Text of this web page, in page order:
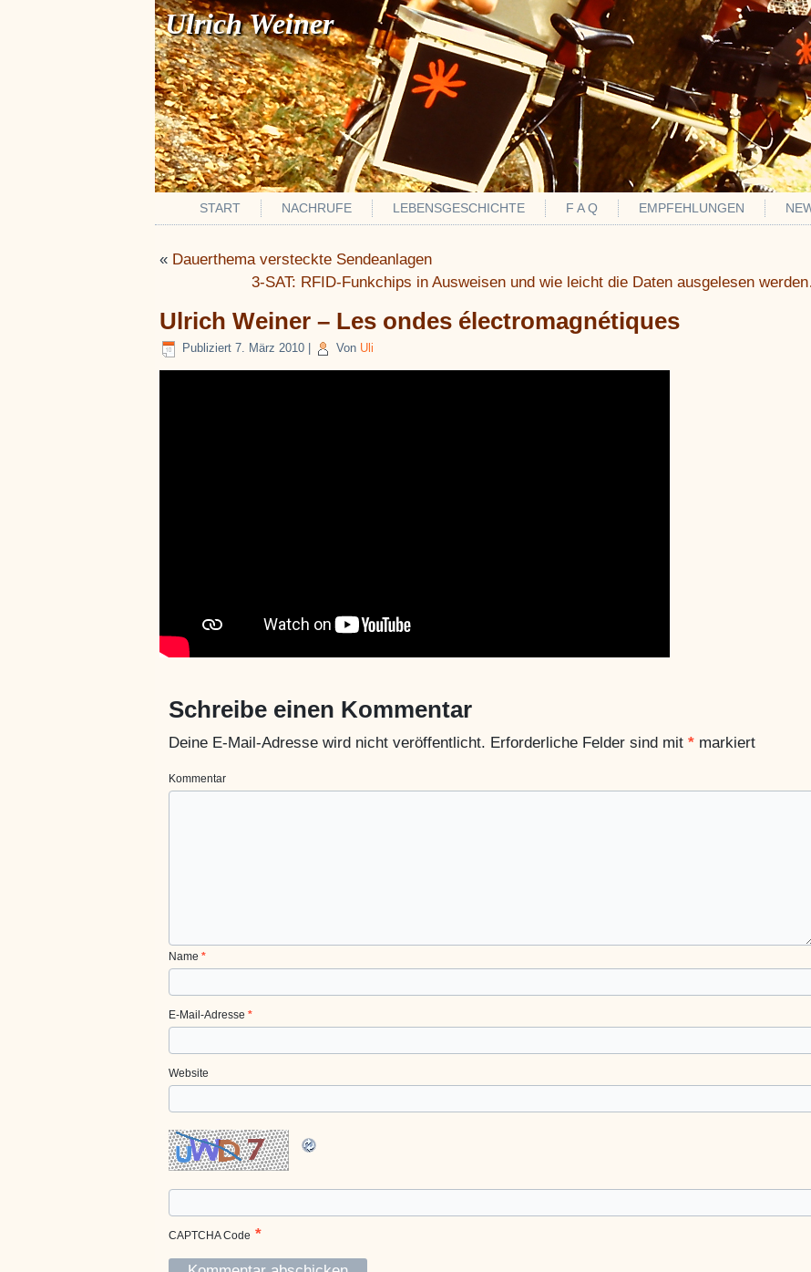
Ulrich Weiner
START NACHRUFE LEBENSGESCHICHTE F A Q EMPFEHLUNGEN
« Dauerthema versteckte Sendeanlagen
3-SAT: RFID-Funkchips in Ausweisen und wie leicht die Daten ausgelesen
Ulrich Weiner – Les ondes électromagnétiques
Publiziert 7. März 2010 Von Uli
Schreibe einen Kommentar
Deine E-Mail-Adresse wird nicht veröffentlicht. Erforderliche Felder sind mit * markiert
Kommentar
Name *
E-Mail-Adresse *
Website
CAPTCHA Code *